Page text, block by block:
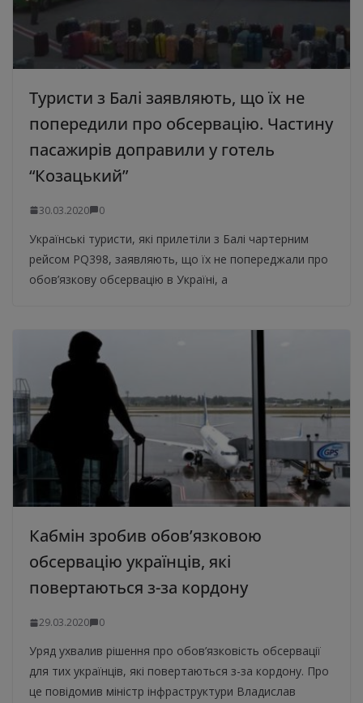
Туристи з Балі заявляють, що їх не
попередили про обсервацію. Частину
пасажирів доправили у готель
“Козацький”
30.03.2020 0
Українські туристи, які прилетіли з Балі чартерним
рейсом PQ398, заявляють, що їх не попереджали про
обов’язкову обсервацію в Україні, а
Кабмін зробив обов’язковою
обсервацію українців, які
повертаються з-за кордону
29.03.2020 0
Уряд ухвалив рішення про обов’язковість обсервації
для тих українців, які повертаються з-за кордону. Про
це повідомив міністр інфраструктури Владислав